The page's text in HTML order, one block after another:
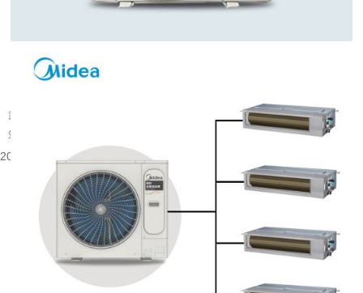
武汉大量建成年代较早的楼宇分布在老城片区，涵盖办公、商业以及部分居住建
筑。不少旧楼原有降温取暖设备老化，室内温控体验有限，很多业主会考虑...
2026-08-06 08:53:52